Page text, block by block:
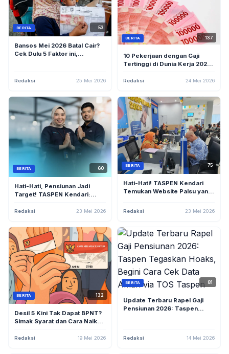
BERITA 53
Bansos Mei 2026 Batal Cair?
Cek Dulu 5 Faktor ini,
Redaksi 25 Mei 2026
BERITA 137
10 Pekerjaan dengan Gaji
Tertinggi di Dunia Kerja 2026,
Miliar!
Redaksi 24 Mei 2026
BERITA 60
Hati-Hati, Pensiunan Jadi
Target! TASPEN Kendari:
dan PIN ke Siapa Pun
Redaksi 23 Mei 2026
BERITA 75
Hati-Hati! TASPEN Kendari
Temukan Website Palsu yang
Data Pribadi
Redaksi 23 Mei 2026
BERITA 132
Desil 5 Kini Tak Dapat BPNT?
Simak Syarat dan Cara Naik
Redaksi 19 Mei 2026
BERITA 81
Update Terbaru Rapel Gaji
Pensiunan 2026: Taspen
Redaksi 14 Mei 2026